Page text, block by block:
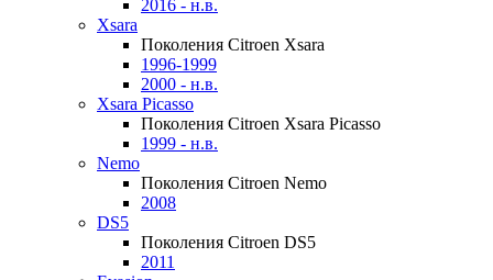
2016 - н.в.
Xsara
Поколения Citroen Xsara
1996-1999
2000 - н.в.
Xsara Picasso
Поколения Citroen Xsara Picasso
1999 - н.в.
Nemo
Поколения Citroen Nemo
2008
DS5
Поколения Citroen DS5
2011